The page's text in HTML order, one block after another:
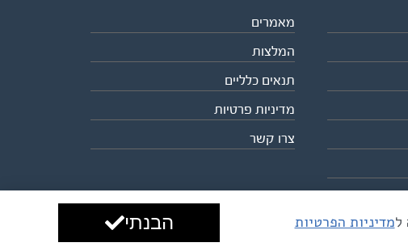
מאמרים
המלצות
תנאים כלליים
מדיניות פרטיות
צרו קשר
עיצוב ופיתוח: ביבר גלובל
למדיניות הפרטיות הבנתי